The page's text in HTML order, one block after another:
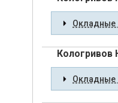
Окладные
Кологривов
Окладные